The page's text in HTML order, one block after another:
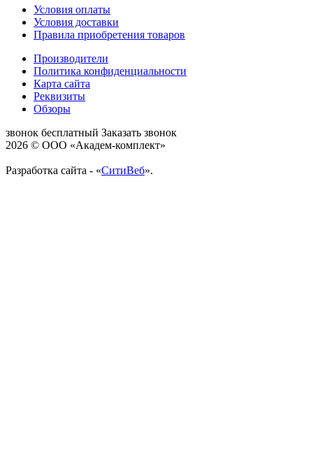
Условия оплаты
Условия доставки
Правила приобретения товаров
Производители
Политика конфиденциальности
Карта сайта
Реквизиты
Обзоры
звонок бесплатный Заказать звонок
2026 © ООО «Академ-комплект»
Разработка сайта - «СитиВеб».